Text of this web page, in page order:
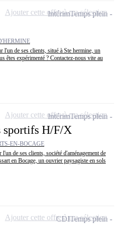
l'un de ses clients, situé à Ste hermine, un
êtes expérimenté ? Contactez-nous vite au
IntérimTemps plein
Ajouter cette offre à ma sélection
sportifs H/F/X
EN-BOCAGE
de ses clients, société d'aménagement de
en Bocage, un ouvrier paysagiste en sols
IntérimTemps plein
Ajouter cette offre à ma sélection
CDITemps plein
Ajouter cette offre à ma sélection